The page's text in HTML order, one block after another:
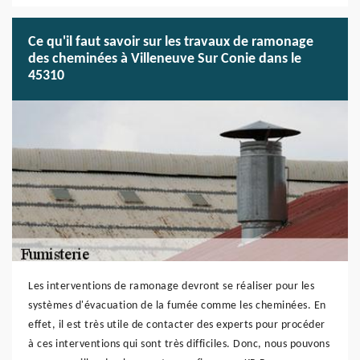
Ce qu'il faut savoir sur les travaux de ramonage
des cheminées à Villeneuve Sur Conie dans le
45310
Les interventions de ramonage devront se réaliser pour les
systèmes d'évacuation de la fumée comme les cheminées. En
effet, il est très utile de contacter des experts pour procéder
à ces interventions qui sont très difficiles. Donc, nous pouvons